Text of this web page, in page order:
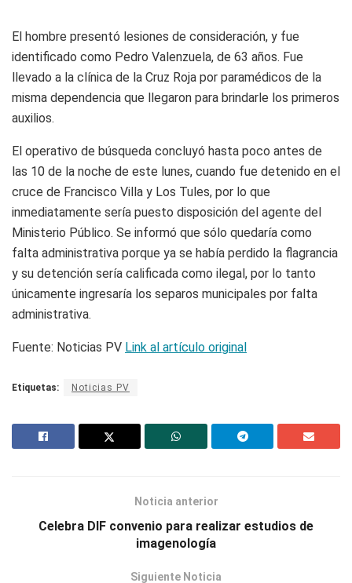
El hombre presentó lesiones de consideración, y fue
identificado como Pedro Valenzuela, de 63 años. Fue
llevado a la clínica de la Cruz Roja por paramédicos de la
misma dependencia que llegaron para brindarle los primeros
auxilios.
El operativo de búsqueda concluyó hasta poco antes de
las 10 de la noche de este lunes, cuando fue detenido en el
cruce de Francisco Villa y Los Tules, por lo que
inmediatamente sería puesto disposición del agente del
Ministerio Público. Se informó que sólo quedaría como
falta administrativa porque ya se había perdido la flagrancia
y su detención sería calificada como ilegal, por lo tanto
únicamente ingresaría los separos municipales por falta
administrativa.
Fuente: Noticias PV Link al artículo original
Etiquetas: Noticias PV
Noticia anterior
Celebra DIF convenio para realizar estudios de
imagenología
Siguiente Noticia